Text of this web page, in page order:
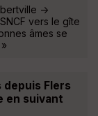
->
vers le gîte
âmes se
depuis Flers
en suivant